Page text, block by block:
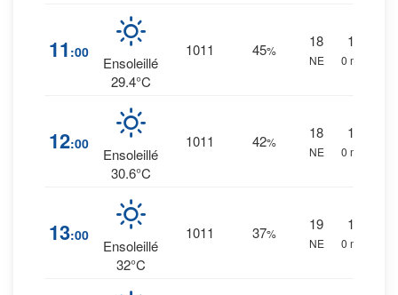
11 :00
Ensoleillé
29.4°C
1011 45%
18
NE
1
0 mm.
12:00
Ensoleillé
30.6°C
1011 42%
18
NE
1
0 mm.
13:00
Ensoleillé
32°C
1011 37%
19
NE
1
0 mm.